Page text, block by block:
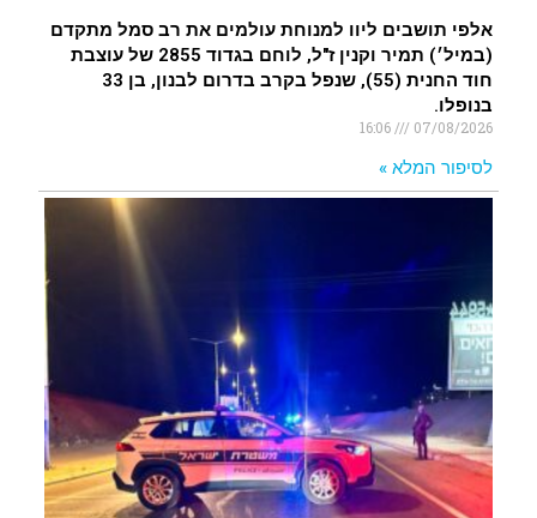
אלפי תושבים ליוו למנוחת עולמים את רב סמל מתקדם
(במיל׳) תמיר וקנין ז"ל, לוחם בגדוד 2855 של עוצבת
חוד החנית (55), שנפל בקרב בדרום לבנון, בן 33
בנופלו.
07/08/2026
16:06
לסיפור המלא »